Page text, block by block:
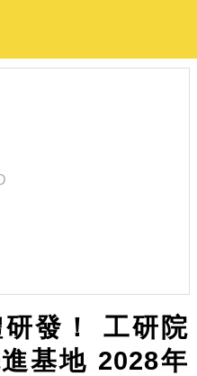
發！ 工研院
基地 2028年